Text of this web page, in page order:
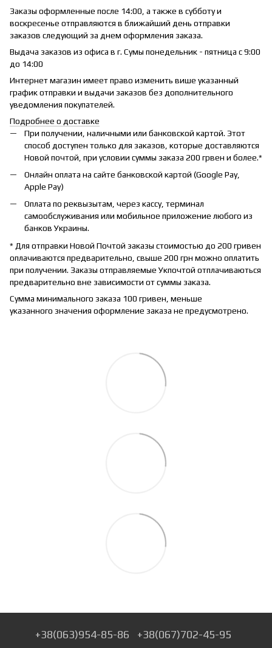
Заказы оформленные после 14:00, а также в субботу и
воскресенье отправляются в ближайший день отправки
заказов следующий за днем оформления заказа.
Выдача заказов из офиса в г. Сумы понедельник - пятница с 9:00
до 14:00
Интернет магазин имеет право изменить више указанный
график отправки и выдачи заказов без дополнительного
уведомления покупателей.
Подробнее о доставке
При получении, наличными или банковской картой. Этот
способ доступен только для заказов, которые доставляются
Новой почтой, при условии суммы заказа 200 грвен и более.*
Онлайн оплата на сайте банковской картой (Google Pay,
Apple Pay)
Оплата по реквызытам, через кассу, терминал
самообслуживания или мобильное приложение любого из
банков Украины.
* Для отправки Новой Почтой заказы стоимостью до 200 гривен
оплачиваются предварительно, свыше 200 грн можно оплатить
при получении. Заказы отправляемые Укпочтой отплачиваються
предварительно вне зависимости от суммы заказа.
Сумма минимального заказа 100 гривен, меньше
указанного значения оформление заказа не предусмотрено.
+38(063)954-85-86
+38(067)702-45-95